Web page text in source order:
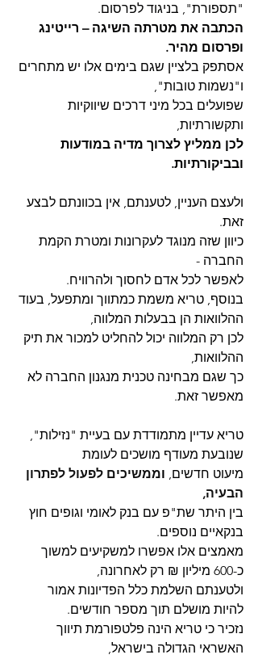
"תספורת", בניגוד לפרסום.
הכתבה את מטרתה השיגה – רייטינג
ופרסום מהיר.
אסתפק בלציין שגם בימים אלו יש מתחרים
ו"נשמות טובות",
שפועלים בכל מיני דרכים שיווקיות
ותקשורתיות,
לכן ממליץ לצרוך מדיה במודעות
ובביקורתיות.
ולעצם העניין, לטענתם, אין בכוונתם לבצע
זאת.
כיוון שזה מנוגד לעקרונות ומטרת הקמת
החברה -
לאפשר לכל אדם לחסוך ולהרוויח.
בנוסף, טריא משמת כמתווך ומתפעל, בעוד
ההלוואות הן בבעלות המלווה,
לכן רק המלווה יכול להחליט למכור את תיק
ההלוואות,
כך שגם מבחינה טכנית מנגנון החברה לא
מאפשר זאת.
טריא עדיין מתמודדת עם בעיית "נזילות",
שנובעת מעודף מושכים לעומת
מיעוט חדשים, וממשיכים לפעול לפתרון
הבעיה,
בין היתר שת"פ עם בנק לאומי וגופים חוץ
בנקאיים נוספים.
מאמצים אלו אפשרו למשקיעים למשוך
כ-600 מיליון ₪ רק לאחרונה,
ולטענתם השלמת כלל הפדיונות אמור
להיות מושלם תוך מספר חודשים.
נזכיר כי טריא הינה פלטפורמת תיווך
האשראי הגדולה בישראל,